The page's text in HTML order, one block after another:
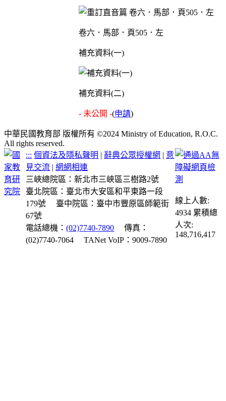
卷六．馬部．頁505．左
補充資料(一)
補充資料(二)
- 未公開 -(申請)
中華民國教育部 版權所有 ©2024 Ministry of Education, R.O.C.
All rights reserved.
::: 個資法及隱私聲明 | 辭典公眾授權網 | 意
見交流 |網網相連
三峽總院區：新北市三峽區三樹路2號
臺北院區：臺北市大安區和平東路一段
179號
臺中院區：臺中市豐原區師範街
67號
電話總機：(02)7740-7890
傳真：
(02)7740-7064
TANet VoIP：9009-7890
線上人數:
4934 累積總
人次:
148,716,417